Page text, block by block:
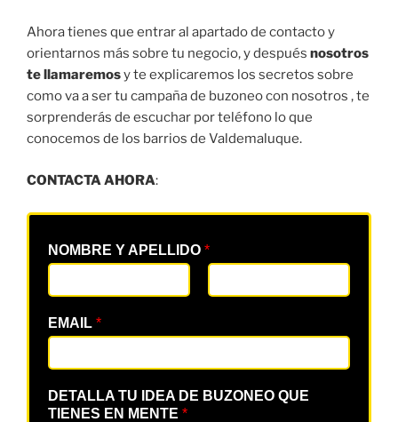
Ahora tienes que entrar al apartado de contacto y
orientarnos más sobre tu negocio, y después nosotros
te llamaremosy te explicaremos los secretos sobre
como va a ser tu campaña de buzoneo con nosotros , te
sorprenderás de escuchar por teléfono lo que
conocemos de los barrios de Valdemaluque.
CONTACTA AHORA:
NOMBRE Y APELLIDO *
EMAIL *
DETALLA TU IDEA DE BUZONEO QUE
TIENES EN MENTE *